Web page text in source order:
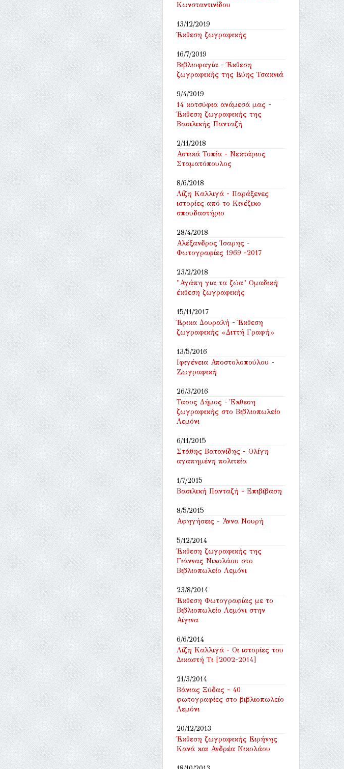
Κωνσταντινίδου
13/12/2019
Έκθεση ζωγραφικής
16/7/2019
Βιβλιοφαγία - Έκθεση
ζωγραφικής της Εύης Τσακνιά
9/4/2019
14 κοτσύφια ανάμεσά μας -
Έκθεση ζωγραφικής της
Βασιλικής Πανταζή
2/11/2018
Αστικά Τοπία - Νεκτάριος
Σταματόπουλος
8/6/2018
Λίζη Καλλιγά - Παράξενες
ιστορίες από το Κινέζικο
σπουδαστήριο
28/4/2018
Αλέξανδρος Ίσαρης -
Φωτογραφίες 1969 -2017
23/2/2018
"Αγάπη για τα ζώα" Ομαδική
έκθεση ζωγραφικής
15/11/2017
Έρικα Δουραλή - Έκθεση
ζωγραφικής «Διττή Γραφή»
13/5/2016
Ιφιγένεια Αποστολοπούλου -
Ζωγραφική
26/3/2016
Τασος Δήμος - Έκθεση
ζωγραφικής στο Βιβλιοπωλείο
Λεμόνι
6/11/2015
Στάθης Βατανίδης - Ολίγη
αγαπημένη πολιτεία
1/7/2015
Βασιλική Πανταζή - Επιβίβαση
8/5/2015
Αφηγήσεις - Άννα Νουρή
5/12/2014
Έκθεση ζωγραφικής της
Γιάννας Νικολάου στο
Βιβλιοπωλείο Λεμόνι
23/8/2014
Έκθεση Φωτογραφίας με το
Βιβλιοπωλείο Λεμόνι στην
Αίγινα
6/6/2014
Λίζη Καλλιγά - Οι ιστορίες του
Δικαστή Τι [2002-2014]
21/3/2014
Βάνιας Ξύδας - 40
φωτογραφίες στο βιβλιοπωλείο
Λεμόνι
20/12/2013
Έκθεση ζωγραφικής Ειρήνης
Κανά και Ανδρέα Νικολάου